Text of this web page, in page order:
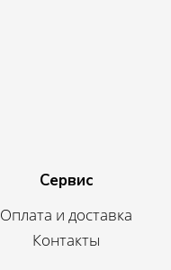
Сервис
Оплата и доставка
Контакты